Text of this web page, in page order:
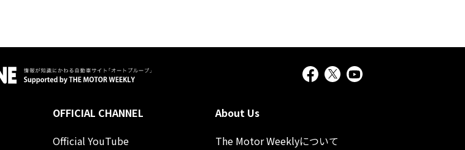
OFFICIAL CHANNEL
Official YouTube
About Us
The Motor Weeklyについて